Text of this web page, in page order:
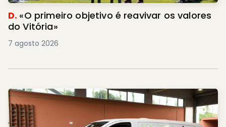
D. «O primeiro objetivo é reavivar os valores
do Vitória»
7 agosto 2026